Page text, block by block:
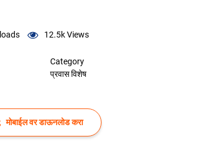
12.5kViews
Category
प्रवास विशेष
मोबाईल वर डाऊनलोड करा